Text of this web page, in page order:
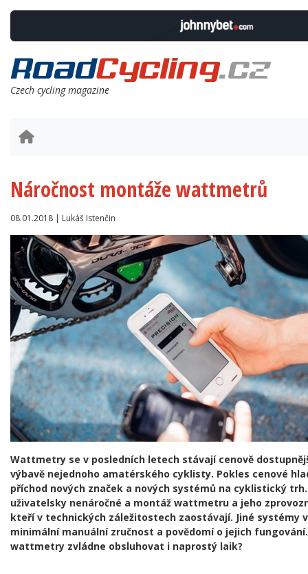
Czech cycling magazine
Náročnost montáže wattmetrů
08.01.2018 | Lukáš Istenčin
Wattmetry se v posledních letech stávají cenově
výbavě nejednoho amatérského cyklisty. Pokles cenové
příchod nových značek a nových systémů na cyklistický
uživatelsky nenáročné a montáž wattmetru a jeho
kteří v technických záležitostech zaostávají. Jiné systémy
minimální manuální zručnost a povědomí o jejich
wattmetry zvládne obsluhovat i naprostý laik?